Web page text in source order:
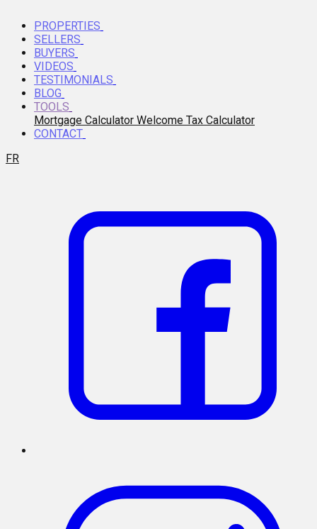
PROPERTIES
SELLERS
BUYERS
VIDEOS
TESTIMONIALS
BLOG
TOOLS
Mortgage Calculator Welcome Tax Calculator
CONTACT
FR